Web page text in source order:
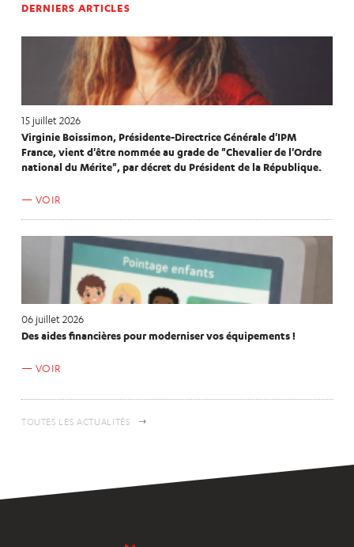
DERNIERS ARTICLES
15 juillet 2026
Virginie Boissimon, Présidente-Directrice Générale d'IPM
France, vient d'être nommée au grade de "Chevalier de l'Ordre
national du Mérite", par décret du Président de la République.
VOIR
06 juillet 2026
Des aides financières pour moderniser vos équipements !
VOIR
TOUTES LES ACTUALITÉS